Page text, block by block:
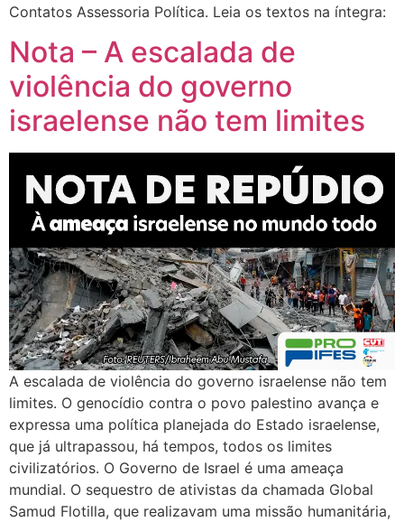
Contatos Assessoria Política. Leia os textos na íntegra:
Nota – A escalada de
violência do governo
israelense não tem limites
A escalada de violência do governo israelense não tem
limites. O genocídio contra o povo palestino avança e
expressa uma política planejada do Estado israelense,
que já ultrapassou, há tempos, todos os limites
civilizatórios. O Governo de Israel é uma ameaça
mundial. O sequestro de ativistas da chamada Global
Samud Flotilla, que realizavam uma missão humanitária,